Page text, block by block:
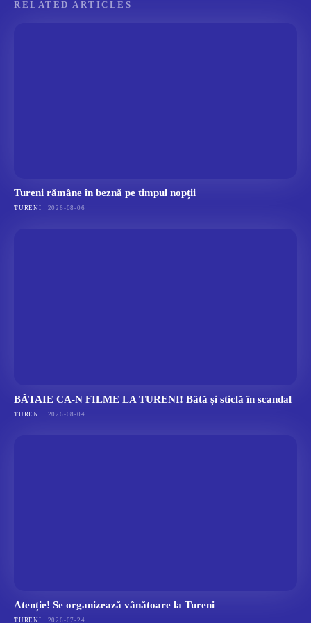
RELATED ARTICLES
Tureni rămâne în beznă pe timpul nopții
TURENI 2026-08-06
BĂTAIE CA-N FILME LA TURENI! Bâtă și sticlă în scandal
TURENI 2026-08-04
Atenție! Se organizează vânătoare la Tureni
TURENI 2026-07-24